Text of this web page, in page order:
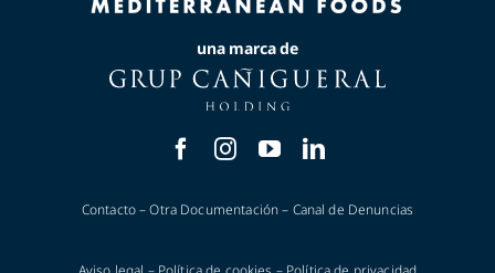
una marca de
Contacto–Otra Documentación– Canal de Denuncias